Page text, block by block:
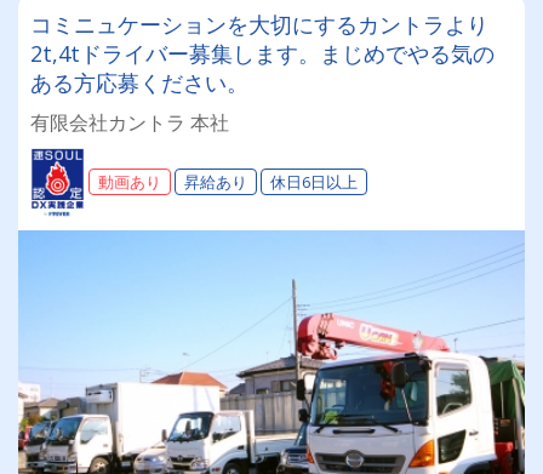
コミニュケーションを大切にするカントラより
2t,4tドライバー募集します。まじめでやる気の
ある方応募ください。
有限会社カントラ 本社
動画あり 昇給あり 休日6日以上